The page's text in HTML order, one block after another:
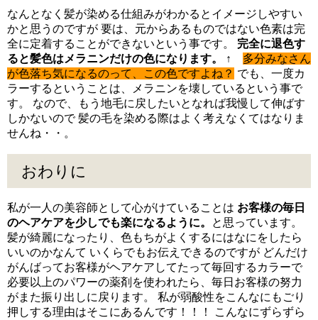
なんとなく髪が染める仕組みがわかるとイメージしやすい
かと思うのですが 要は、元からあるものではない色素は完
全に定着することができないという事です。 完全に退色す
ると髪色はメラニンだけの色になります。
↑ 多分みなさん
が色落ち気になるのって、この色ですよね？ でも、一度カ
ラーするということは、メラニンを壊しているという事で
す。 なので、もう地毛に戻したいとなれば我慢して伸ばす
しかないので 髪の毛を染める際はよく考えなくてはなりま
せんね・・。
おわりに
私が一人の美容師として心がけていることは お客様の毎日
のヘアケアを少しでも楽になるように。
と思っています。
髪が綺麗になったり、色もちがよくするにはなにをしたら
いいのかなんて いくらでもお伝えできるのですが どんだけ
がんばってお客様がヘアケアしてたって毎回するカラーで
必要以上のパワーの薬剤を使われたら、毎日お客様の努力
がまた振り出しに戻ります。 私が弱酸性をこんなにもごり
押しする理由はそこにあるんです！！！ こんなにずらずら